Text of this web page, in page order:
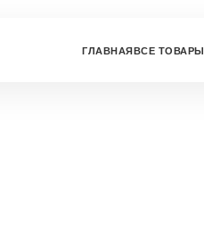
ГЛАВНАЯВСЕ ТОВАРЫ